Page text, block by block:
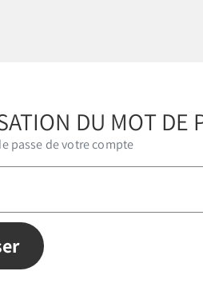
DU MOT DE
passe de votre compte